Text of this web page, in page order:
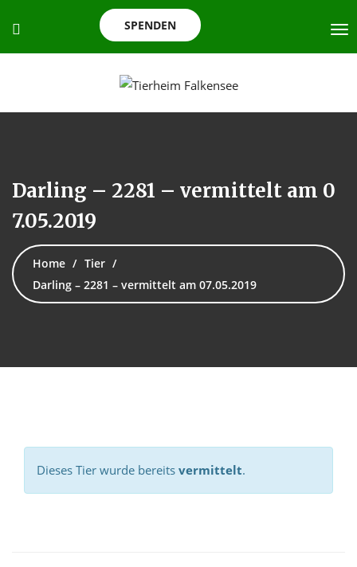
SPENDEN
Darling – 2281 – vermittelt am 0
7.05.2019
Home
Tier
Darling – 2281 – vermittelt am 07.05.2019
Dieses Tier wurde bereits vermittelt.